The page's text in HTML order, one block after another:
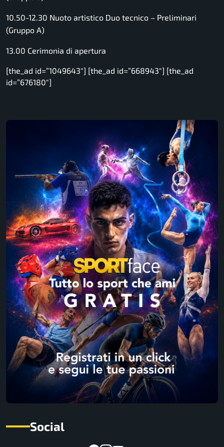
10.50-12.30 Nuoto artistico Duo tecnico – Preliminari
(Gruppo A)
13.00 Cerimonia di apertura
[the_ad id=”1049643″] [the_ad id=”668943″] [the_ad
id=”676180″]
Social